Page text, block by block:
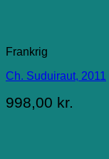
Frankrig
Ch. Suduiraut, 2011
998,00 kr.